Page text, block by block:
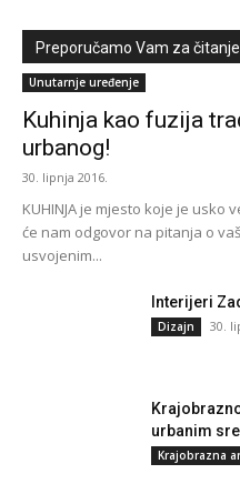
Preporučamo Vam za čitanje
Unutarnje uređenje
Kuhinja kao fuzija
urbanog!
30. lipnja 2016.
KUHINJA je mjesto koje je
će nam odgovor na pitanja o
usvojenim...
Interijeri
Dizajn 30.
urbanim
Krajobrazna